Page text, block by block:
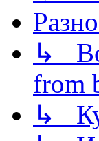
↳
from
↳